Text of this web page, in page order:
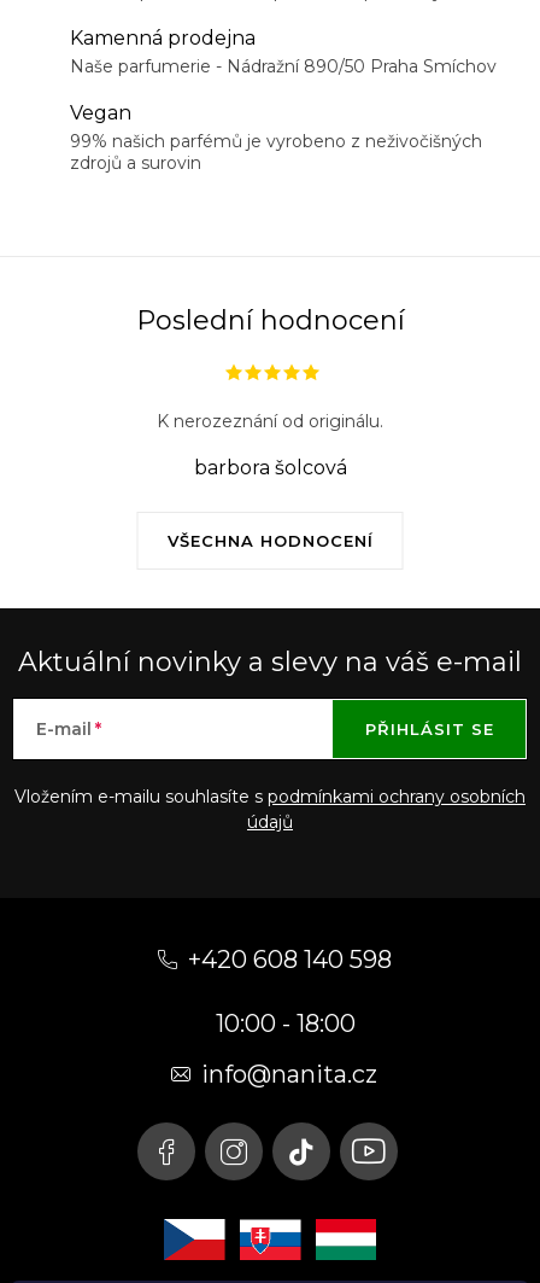
Kamenná prodejna
Naše parfumerie - Nádražní 890/50 Praha Smíchov
Vegan
99% našich parfémů je vyrobeno z neživočišných
zdrojů a surovin
Poslední hodnocení
VŠECHNA HODNOCENÍ
K nerozeznání od originálu.
barbora šolcová
Aktuální novinky a slevy na váš e-mail
E-mail
Vložením e-mailu souhlasíte s podmínkami ochrany osobních
údajů
PŘIHLÁSIT SE
+420 608 140 598
10:00 - 18:00
info@nanita.cz